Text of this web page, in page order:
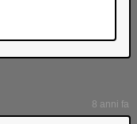
8 anni fa